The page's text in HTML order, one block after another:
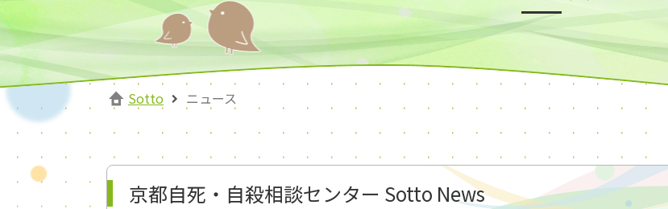
Sotto ニュース
京都自死・自殺相談センター Sotto News